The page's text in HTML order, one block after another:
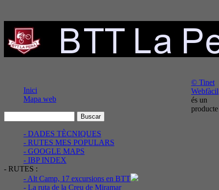
Inici
Mapa web
- DADES TÈCNIQUES
- RUTES MES POPULARS
- GOOGLE MAPS
- IBP INDEX
- RUTES :
- Alt Camp, 17 excursions en BTT
- La ruta de la Creu de Miramar
© Tinet
Webfàcil
és un
producte